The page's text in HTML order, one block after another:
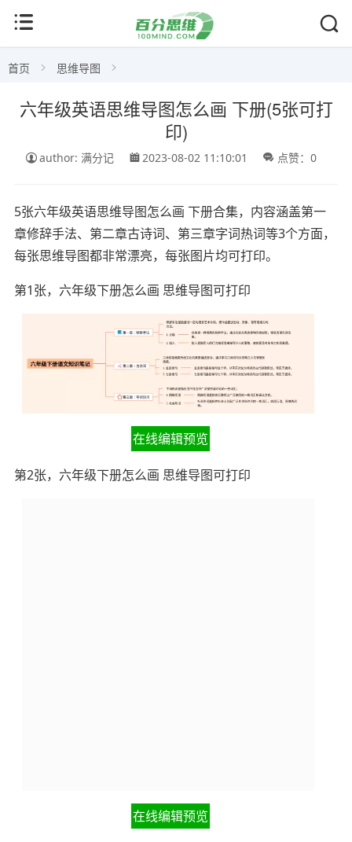
首页 思维导图
六年级英语思维导图怎么画 下册(5张可打
印)
author: 满分记 2023-08-02 11:10:01 点赞：0
5张六年级英语思维导图怎么画 下册合集，内容涵盖第一
章修辞手法、第二章古诗词、第三章字词热词等3个方面，
每张思维导图都非常漂亮，每张图片均可打印。
第1张，六年级下册怎么画 思维导图可打印
在线编辑预览
第2张，六年级下册怎么画 思维导图可打印
在线编辑预览